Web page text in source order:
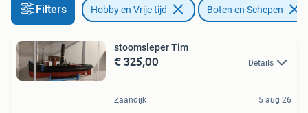
Filters Hobby en Vrije tijd Boten en Schepen
stoomsleper Tim
€ 325,00 Details
Zaandijk 5 aug 26